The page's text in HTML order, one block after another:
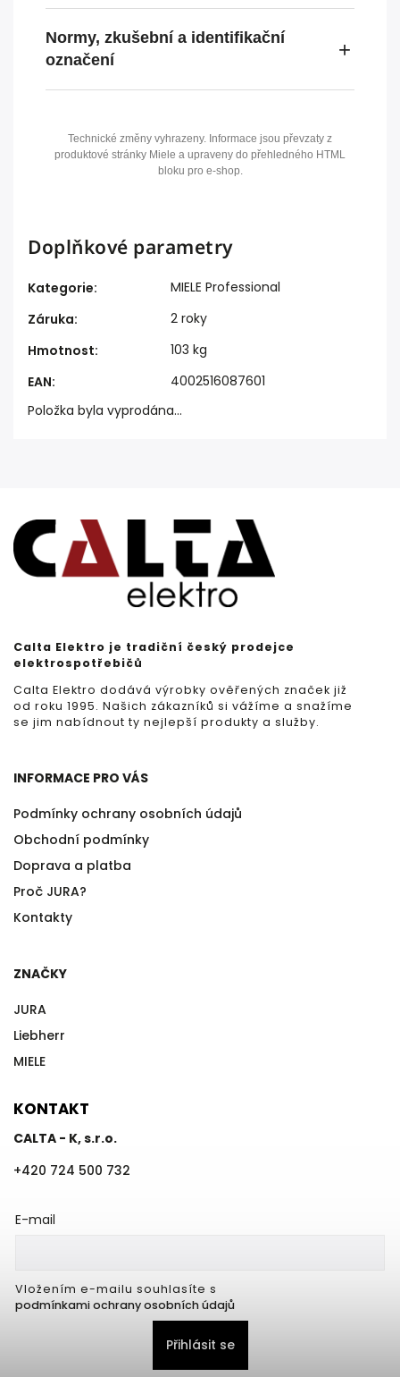
Normy, zkušební a identifikační
označení
Technické změny vyhrazeny. Informace jsou převzaty z
produktové stránky Miele a upraveny do přehledného HTML
bloku pro e-shop.
Doplňkové parametry
Kategorie:
MIELE Professional
Záruka:
2 roky
Hmotnost:
103 kg
EAN:
4002516087601
Položka byla vyprodána…
Calta Elektro je tradiční český prodejce
elektrospotřebičů
Calta Elektro dodává výrobky ověřených značek již
od roku 1995. Našich zákazníků si vážíme a snažíme
se jim nabídnout ty nejlepší produkty a služby.
INFORMACE PRO VÁS
Podmínky ochrany osobních údajů
Obchodní podmínky
Doprava a platba
Proč JURA?
Kontakty
ZNAČKY
JURA
Liebherr
MIELE
KONTAKT
CALTA - K, s.r.o.
+420 724 500 732
E-mail
Vložením e-mailu souhlasíte s
podmínkami ochrany osobních údajů
Přihlásit se